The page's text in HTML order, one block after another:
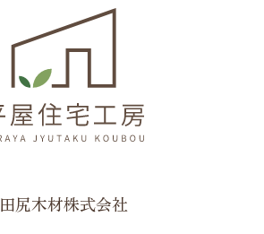
田尻木材株式会社